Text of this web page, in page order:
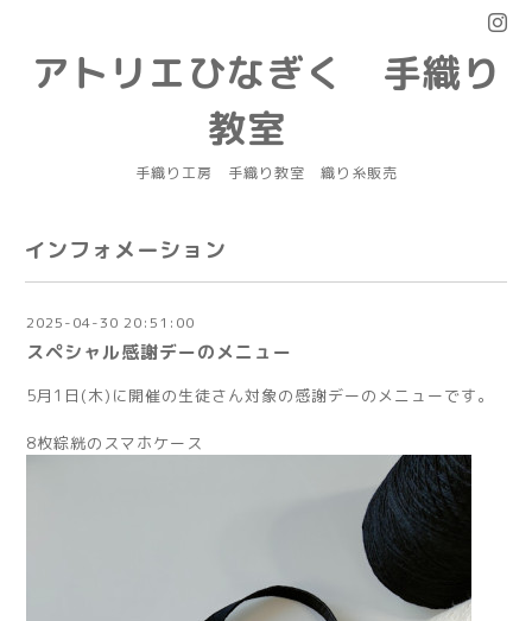
アトリエひなぎく 手織り
教室
手織り工房 手織り教室 織り糸販売
インフォメーション
2025-04-30 20:51:00
スペシャル感謝デーのメニュー
5月1日(木)に開催の生徒さん対象の感謝デーのメニューです。
8枚綜絖のスマホケース